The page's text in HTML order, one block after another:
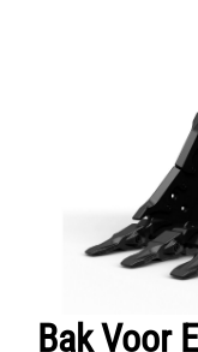
Bak Voor